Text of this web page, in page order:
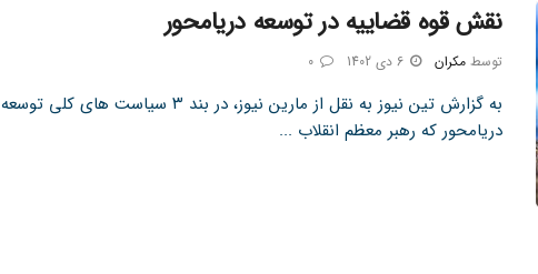
نقش قوه قضاییه در توسعه دریامحور
توسط مکران 6 دی 1402 0
به گزارش تین نیوز به نقل از مارین نیوز، در بند ۳ سیاست های کلی توسعه
دریامحور که رهبر معظم انقلاب ...